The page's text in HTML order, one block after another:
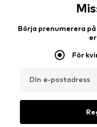
Börja prenumerera
För
Din e-postadress